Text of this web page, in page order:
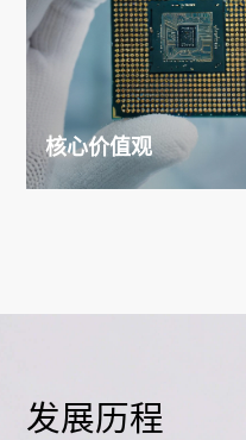
核心价值观
发展历程